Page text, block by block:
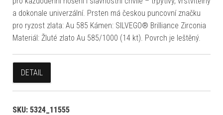
a dokonale univerzální. Prsten má českou puncovní značku
pro ryzost zlata: Au 585 Kámen: SILVEGO® Brilliance Zirconia
Materiál: Žluté zlato Au 585/1000 (14 kt). Povrch je leštěný.
DETAIL
SKU: 5324_11555